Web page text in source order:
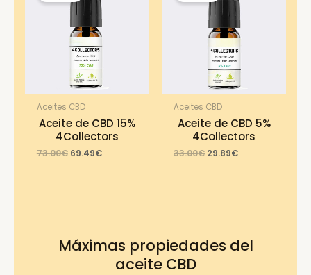
Aceites CBD
Aceite de CBD 15%
4Collectors
73.00€ Original
69.49€Current
Aceites CBD
Aceite de CBD 5%
4Collectors
33.00€ Original
29.89€Current
Máximas propiedades del
aceite CBD